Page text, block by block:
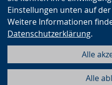
Einstellungen unten auf
Weitere Informationen
Datenschutzerklärung.
Alle
Alle